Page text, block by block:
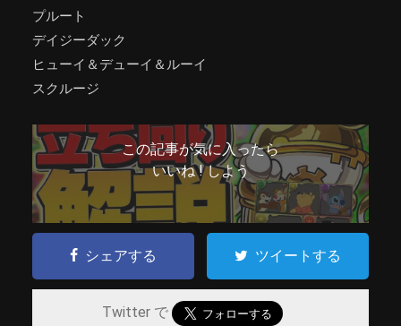
プルート
デイジーダック
ヒューイ＆デューイ＆ルーイ
スクルージ
この記事が気に入ったら
いいね ! しよう
シェアする ツイートする
Twitter で